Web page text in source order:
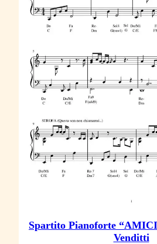
Spartito Pianoforte
Venditti